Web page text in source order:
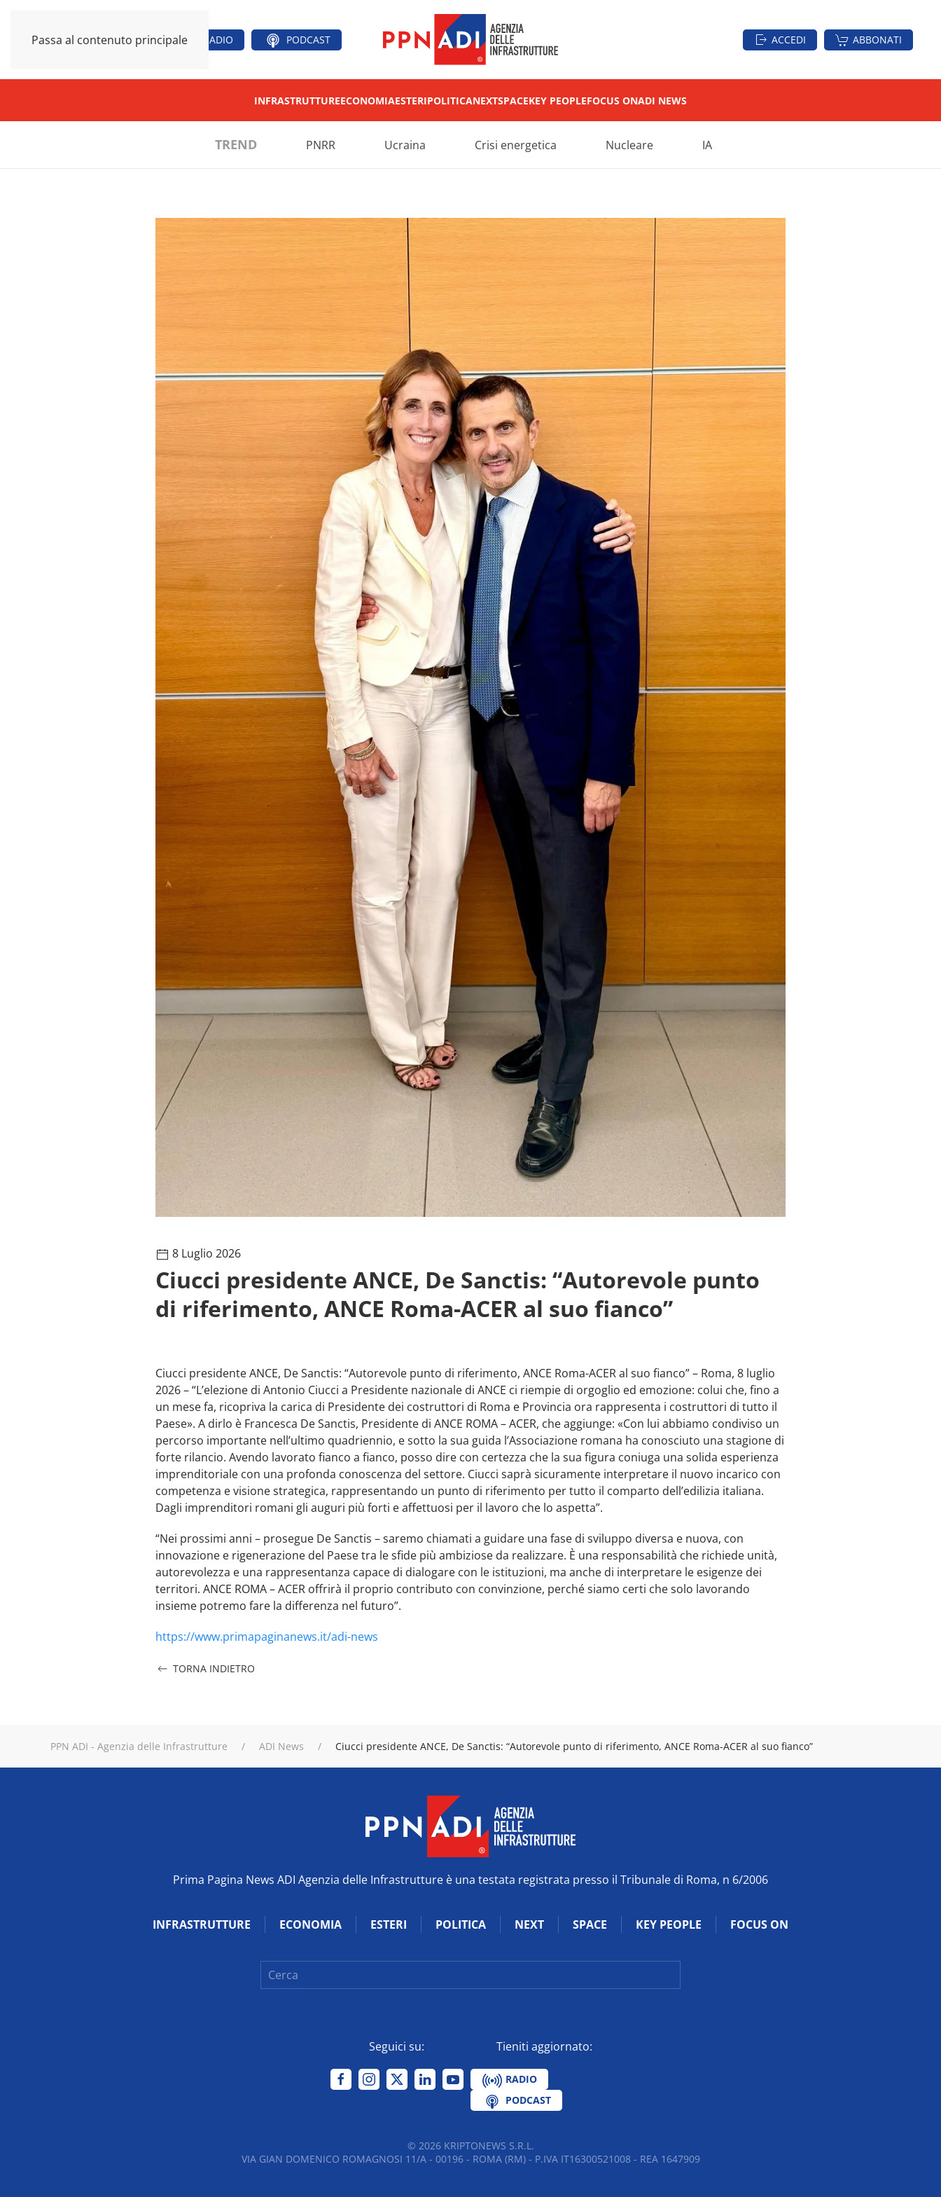
Passa al contenuto principale RADIO PODCAST ACCEDI ABBONATI
INFRASTRUTTUREECONOMIAESTERIPOLITICANEXTSPACEKEY PEOPLEFOCUS ONADI NEWS
TREND PNRR Ucraina Crisi energetica Nucleare IA
8 Luglio 2026
Ciucci presidente ANCE, De Sanctis: “Autorevole punto
di riferimento, ANCE Roma-ACER al suo fianco”
Ciucci presidente ANCE, De Sanctis: “Autorevole punto di riferimento, ANCE Roma-ACER al suo fianco” – Roma, 8 luglio
2026 – “L’elezione di Antonio Ciucci a Presidente nazionale di ANCE ci riempie di orgoglio ed emozione: colui che, fino a
un mese fa, ricopriva la carica di Presidente dei costruttori di Roma e Provincia ora rappresenta i costruttori di tutto il
Paese». A dirlo è Francesca De Sanctis, Presidente di ANCE ROMA – ACER, che aggiunge: «Con lui abbiamo condiviso un
percorso importante nell’ultimo quadriennio, e sotto la sua guida l’Associazione romana ha conosciuto una stagione di
forte rilancio. Avendo lavorato fianco a fianco, posso dire con certezza che la sua figura coniuga una solida esperienza
imprenditoriale con una profonda conoscenza del settore. Ciucci saprà sicuramente interpretare il nuovo incarico con
competenza e visione strategica, rappresentando un punto di riferimento per tutto il comparto dell’edilizia italiana.
Dagli imprenditori romani gli auguri più forti e affettuosi per il lavoro che lo aspetta”.
“Nei prossimi anni – prosegue De Sanctis – saremo chiamati a guidare una fase di sviluppo diversa e nuova, con
innovazione e rigenerazione del Paese tra le sfide più ambiziose da realizzare. È una responsabilità che richiede unità,
autorevolezza e una rappresentanza capace di dialogare con le istituzioni, ma anche di interpretare le esigenze dei
territori. ANCE ROMA – ACER offrirà il proprio contributo con convinzione, perché siamo certi che solo lavorando
insieme potremo fare la differenza nel futuro”.
https://www.primapaginanews.it/adi-news
TORNA INDIETRO
PPN ADI - Agenzia delle Infrastrutture ADI News Ciucci presidente ANCE, De Sanctis: “Autorevole punto di riferimento, ANCE Roma-ACER al suo fianco”
Prima Pagina News ADI Agenzia delle Infrastrutture è una testata registrata presso il Tribunale di Roma, n 6/2006
INFRASTRUTTURE ECONOMIA ESTERI POLITICA NEXT SPACE KEY PEOPLE FOCUS ON
Seguici su: Tieniti aggiornato:
RADIO
PODCAST
© 2026KRIPTONEWS S.R.L.
VIA GIAN DOMENICO ROMAGNOSI 11/A - 00196 - ROMA (RM) - P.IVA IT16300521008 - REA 1647909